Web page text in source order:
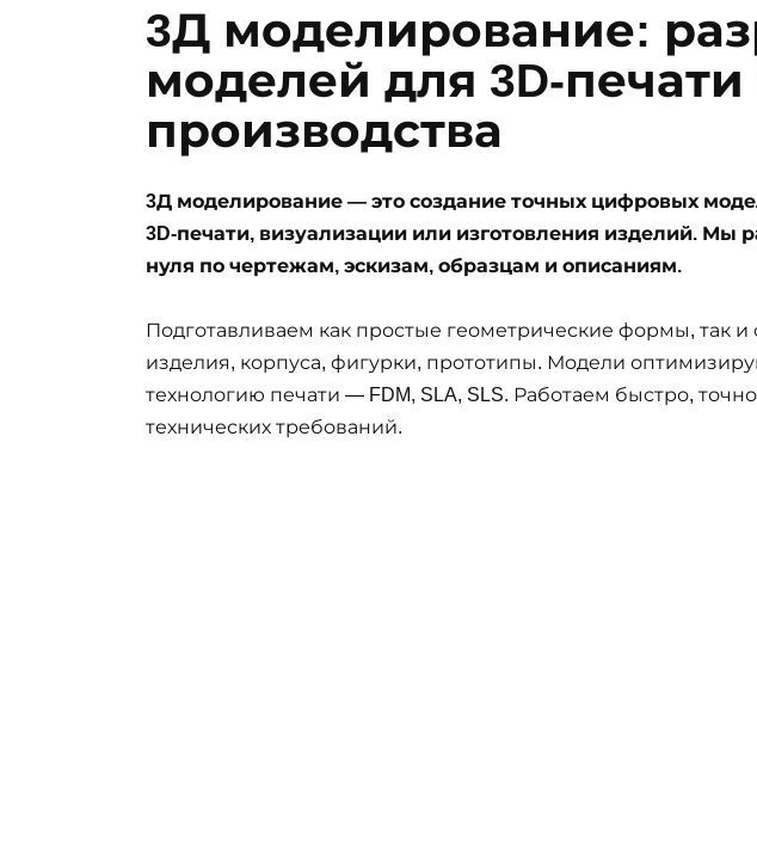
3Д моделирование:
моделей для 3D-печати
производства
3Д моделирование — это создание точных цифровых
3D-печати, визуализации или изготовления изделий. Мы
нуля по чертежам, эскизам, образцам и описаниям.
Подготавливаем как простые геометрические формы, так
изделия, корпуса, фигурки, прототипы. Модели
технологию печати — FDM, SLA, SLS. Работаем быстро,
технических требований.